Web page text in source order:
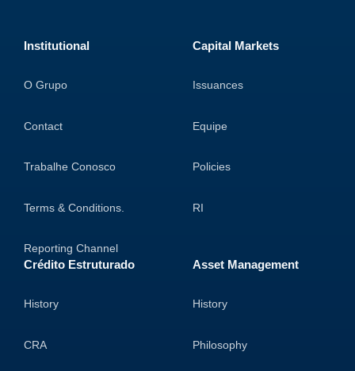
Institutional
O Grupo
Contact
Trabalhe Conosco
Terms & Conditions.
Reporting Channel
Capital Markets
Issuances
Equipe
Policies
RI
Crédito Estruturado
History
CRA
Asset Management
History
Philosophy